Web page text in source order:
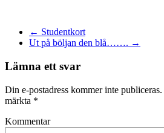
← Studentkort
Ut på böljan den blå……. →
Lämna ett svar
Din e-postadress kommer inte publiceras.
märkta *
Kommentar